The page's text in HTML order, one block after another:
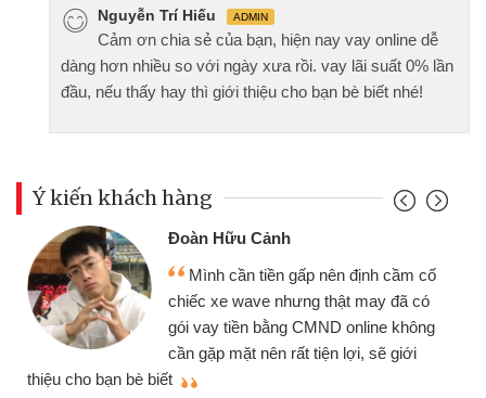
Nguyễn Trí Hiếu ADMIN
Cảm ơn chia sẻ của bạn, hiện nay vay online dễ
dàng hơn nhiều so với ngày xưa rồi. vay lãi suất 0% lần
đầu, nếu thấy hay thì giới thiệu cho bạn bè biết nhé!
Ý kiến khách hàng
Đoàn Hữu Cảnh
Mình cần tiền gấp nên định cầm cố
chiếc xe wave nhưng thật may đã có
gói vay tiền bằng CMND online không
cần gặp mặt nên rất tiện lợi, sẽ giới
thiệu cho bạn bè biết